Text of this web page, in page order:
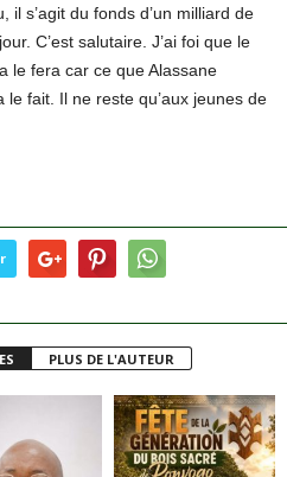
il s’agit du fonds d’un milliard de
C’est salutaire. J’ai foi que le
le fera car ce que Alassane
fait. Il ne reste qu’aux jeunes de
PLUS DE L'AUTEUR